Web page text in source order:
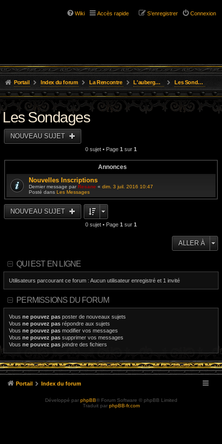
Wiki Accès rapide Connexion
S’enregistrer
Portail Index du forum La Rencontre L'auberge du Gnome Farci Les Sondages
Les Sondages
NOUVEAU SUJET
0 sujet • Page 1 sur 1
Annonces
Nouvelles Inscriptions
Dernier message parResane « dim. 3 juil. 2016 10:47
Posté dans Les Messages
NOUVEAU SUJET
0 sujet • Page 1 sur 1
ALLER À
QUI EST EN LIGNE
Utilisateurs parcourant ce forum : Aucun utilisateur enregistré et 1 invité
PERMISSIONS DU FORUM
Vous ne pouvez pas poster de nouveaux sujets
Vous ne pouvez pas répondre aux sujets
Vous ne pouvez pas modifier vos messages
Vous ne pouvez pas supprimer vos messages
Vous ne pouvez pas joindre des fichiers
Portail Index du forum
Développé par phpBB® Forum Software © phpBB Limited
Traduit par phpBB-fr.com